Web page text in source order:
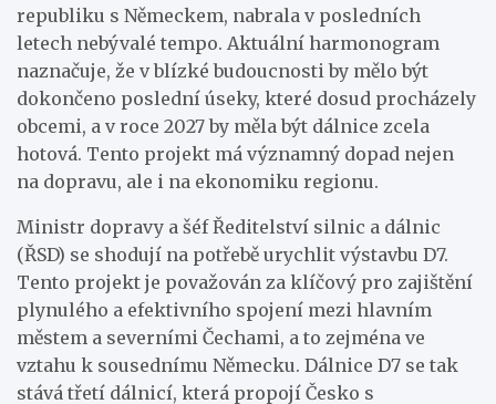
republiku s Německem, nabrala v posledních
letech nebývalé tempo. Aktuální harmonogram
naznačuje, že v blízké budoucnosti by mělo být
dokončeno poslední úseky, které dosud procházely
obcemi, a v roce 2027 by měla být dálnice zcela
hotová. Tento projekt má významný dopad nejen
na dopravu, ale i na ekonomiku regionu.
Ministr dopravy a šéf Ředitelství silnic a dálnic
(ŘSD) se shodují na potřebě urychlit výstavbu D7.
Tento projekt je považován za klíčový pro zajištění
plynulého a efektivního spojení mezi hlavním
městem a severními Čechami, a to zejména ve
vztahu k sousednímu Německu. Dálnice D7 se tak
stává třetí dálnicí, která propojí Česko s